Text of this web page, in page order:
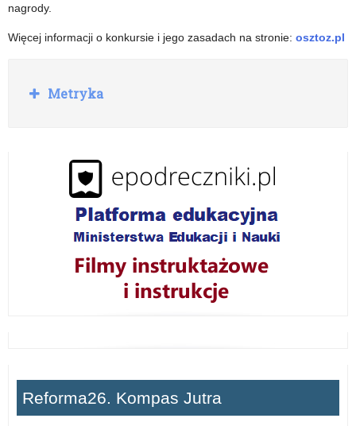
nagrody.
Więcej informacji o konkursie i jego zasadach na stronie: osztoz.pl
R
o
Metryka
Reforma26. Kompas Jutra